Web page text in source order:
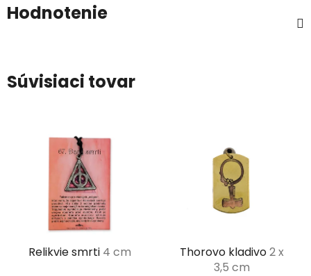
Hodnotenie
Súvisiaci tovar
Relikvie smrti 4 cm Thorovo kladivo2 x
3,5 cm